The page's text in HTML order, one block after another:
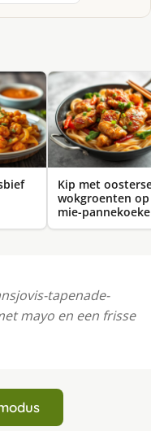
Kip met
wokgroenten op
mie-
tapenade-
mayo en een frisse